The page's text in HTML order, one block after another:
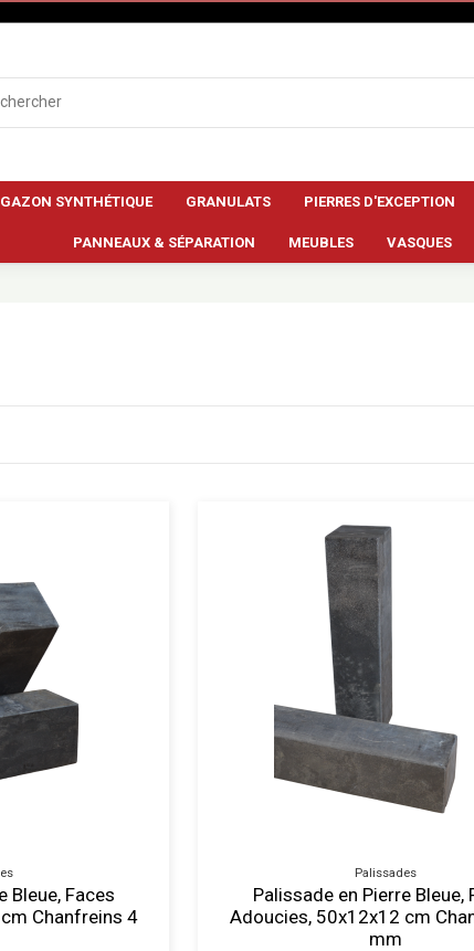
GAZON SYNTHÉTIQUE GRANULATS PIERRES D'EXCEPTION
PANNEAUX & SÉPARATION MEUBLES VASQUES
Bleue, Faces
Chanfreins 4
Palissades
Palissade en Pierre Bleue,
Adoucies, 50x12x12 cm
mm